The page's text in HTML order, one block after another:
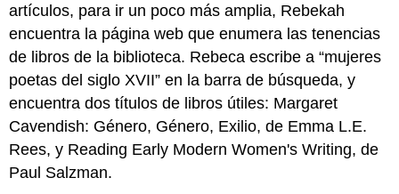
artículos, para ir un poco más amplia, Rebekah
encuentra la página web que enumera las tenencias
de libros de la biblioteca. Rebeca escribe a “mujeres
poetas del siglo XVII” en la barra de búsqueda, y
encuentra dos títulos de libros útiles: Margaret
Cavendish: Género, Género, Exilio, de Emma L.E.
Rees, y Reading Early Modern Women's Writing, de
Paul Salzman.